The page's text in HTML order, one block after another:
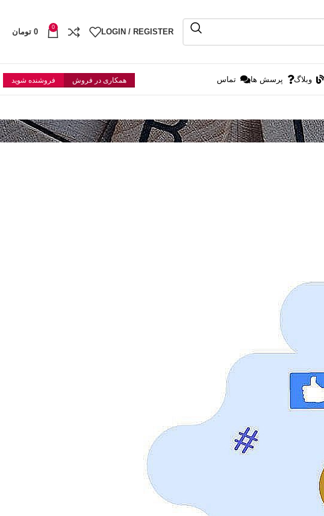
LOGIN / REGISTER
0
0 تومان
وبلاگ پرسش ها تماس همکاری در فروش فروشنده شوید